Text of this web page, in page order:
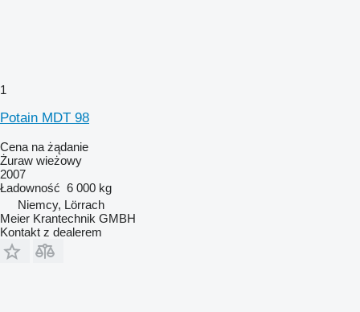
1
Potain MDT 98
Cena na żądanie
Żuraw wieżowy
2007
Ładowność 6 000 kg
Niemcy, Lörrach
Meier Krantechnik GMBH
Kontakt z dealerem